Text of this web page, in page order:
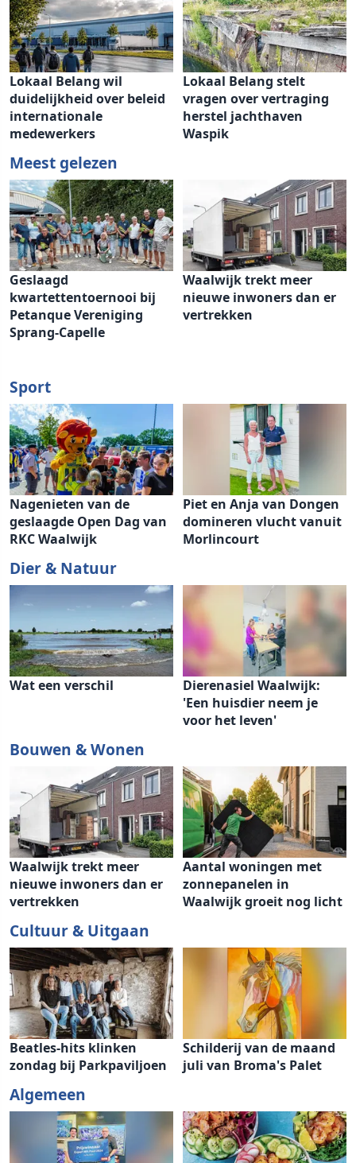
Lokaal Belang wil
duidelijkheid over beleid
internationale
medewerkers
Lokaal Belang stelt
vragen over vertraging
herstel jachthaven
Waspik
Meest gelezen
Geslaagd
kwartettentoernooi bij
Petanque Vereniging
Sprang-Capelle
Waalwijk trekt meer
nieuwe inwoners dan er
vertrekken
Sport
Nagenieten van de
geslaagde Open Dag van
RKC Waalwijk
Piet en Anja van Dongen
domineren vlucht vanuit
Morlincourt
Dier & Natuur
Wat een verschil
Dierenasiel Waalwijk:
'Een huisdier neem je
voor het leven'
Bouwen & Wonen
Waalwijk trekt meer
nieuwe inwoners dan er
vertrekken
Aantal woningen met
zonnepanelen in
Waalwijk groeit nog licht
Cultuur & Uitgaan
Beatles-hits klinken
zondag bij Parkpaviljoen
Schilderij van de maand
juli van Broma's Palet
Algemeen